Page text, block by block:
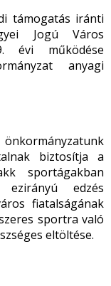
támogatás iránti
Jogú Város
évi működése
anyagi
biztosítja a
sportágakban
edzés
fiatalságának
sportra való
eltöltése.